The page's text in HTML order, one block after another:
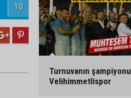
10
Turnuvanın şampiyonu
Velihimmetlispor